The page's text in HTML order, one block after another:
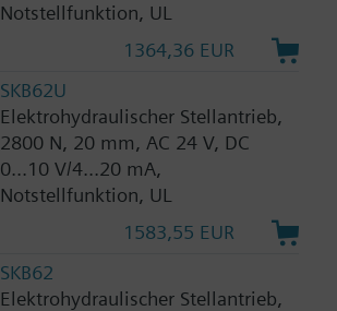
Notstellfunktion, UL
1364,36 EUR
SKB62U
Elektrohydraulischer Stellantrieb,
2800 N, 20 mm, AC 24 V, DC
0...10 V/4...20 mA,
Notstellfunktion, UL
1583,55 EUR
SKB62
Elektrohydraulischer Stellantrieb,